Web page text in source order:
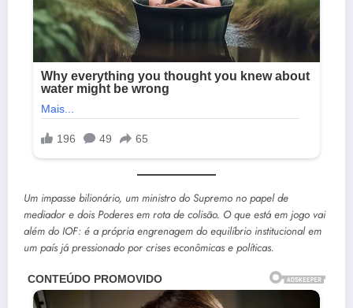
Um impasse bilionário, um ministro do Supremo no papel de
mediador e dois Poderes em rota de colisão. O que está em jogo vai
além do IOF: é a própria engrenagem do equilíbrio institucional em
um país já pressionado por crises econômicas e políticas.